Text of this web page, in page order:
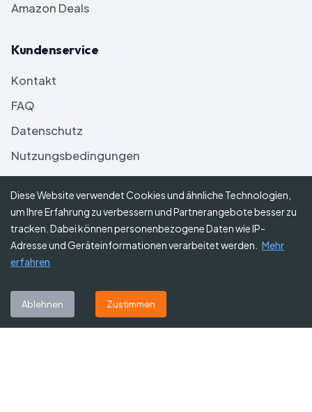
Amazon Deals
Kundenservice
Kontakt
FAQ
Datenschutz
Nutzungsbedingungen
Haftungsausschluss
Folgen Sie uns
Diese Website verwendet Cookies und ähnliche Technologien,
um Ihre Erfahrung zu verbessern und Partnerangebote besser zu
tracken. Dabei können personenbezogene Daten wie IP-
Adresse und Geräteinformationen verarbeitet werden.
Mehr
erfahren
Ablehnen Zustimmen